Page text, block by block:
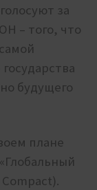
за
– того, что
будущего
плане